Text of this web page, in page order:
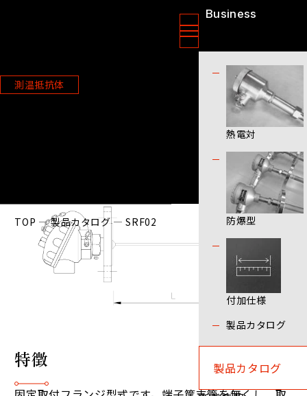
Business
熱電対
防爆型
付加仕様
製品カタログ
製品カタログ
測温抵抗体
TOP 製品カタログ SRF02
特徴